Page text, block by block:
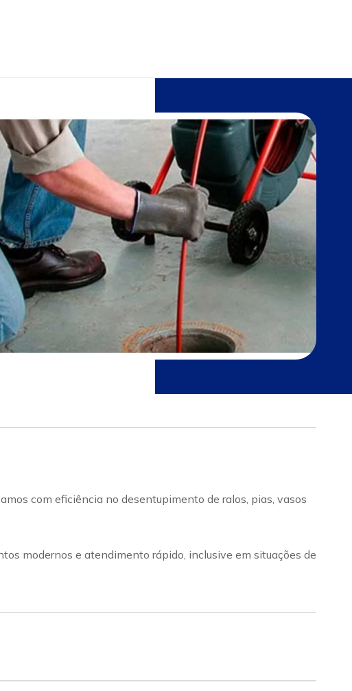
com eficiência no desentupimento de ralos, pias, vasos
modernos e atendimento rápido, inclusive em situações de